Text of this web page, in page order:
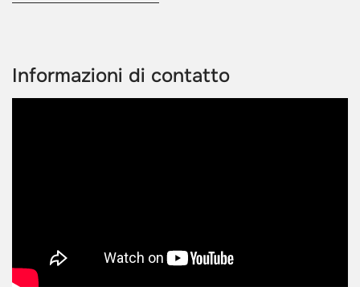
Informazioni di contatto